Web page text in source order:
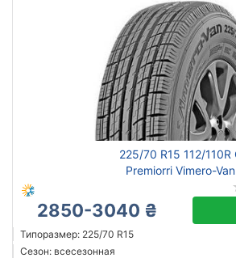
225/70 R15 112/110R
Premiorri Vimero-Van
2850-3040 ₴
Типоразмер: 225/70 R15
Сезон: всесезонная